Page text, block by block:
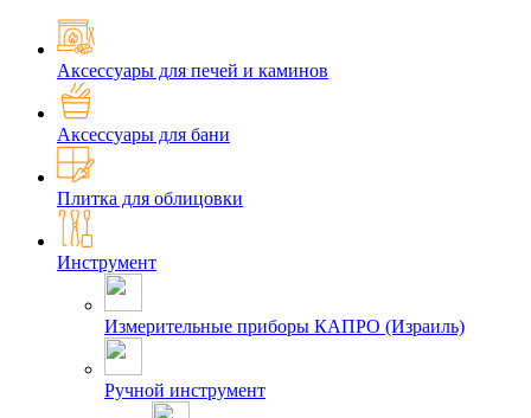
Аксессуары для печей и каминов
Аксессуары для бани
Плитка для облицовки
Инструмент
Измерительные приборы КАПРО (Израиль)
Ручной инструмент